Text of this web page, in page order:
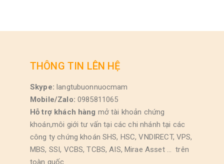
THÔNG TIN LÊN HỆ
Skype: langtubuonnuocmam
Mobile/Zalo: 0985811065
Hỗ trợ khách hàng mở tài khoản chứng
khoán,môi giới tư vấn tại các chi nhánh tại các
công ty chứng khoán SHS, HSC, VNDIRECT, VPS,
MBS, SSI, VCBS, TCBS, AIS, Mirae Asset … trên
toàn quốc